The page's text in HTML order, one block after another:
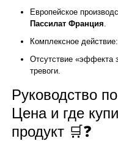
Европейское
Пассилат Франция.
Комплексное
Отсутствие «эффекта
тревоги.
Руководство
Цена и где
продукт 🛒❓